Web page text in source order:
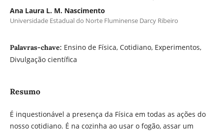
Ana Laura L. M. Nascimento
Universidade Estadual do Norte Fluminense Darcy Ribeiro
Palavras-chave: Ensino de Física, Cotidiano, Experimentos,
Divulgação científica
Resumo
É inquestionável a presença da Física em todas as ações do
nosso cotidiano. É na cozinha ao usar o fogão, assar um